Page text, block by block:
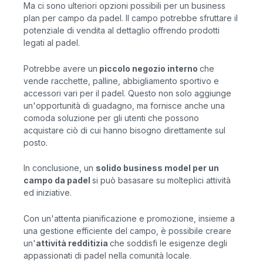
Ma ci sono ulteriori opzioni possibili per un business
plan per campo da padel. Il campo potrebbe sfruttare il
potenziale di vendita al dettaglio offrendo prodotti
legati al padel.
Potrebbe avere un piccolo negozio interno che
vende racchette, palline, abbigliamento sportivo e
accessori vari per il padel. Questo non solo aggiunge
un'opportunità di guadagno, ma fornisce anche una
comoda soluzione per gli utenti che possono
acquistare ciò di cui hanno bisogno direttamente sul
posto.
In conclusione, un solido business model per un
campo da padel si può basasare su molteplici attività
ed iniziative.
Con un'attenta pianificazione e promozione, insieme a
una gestione efficiente del campo, è possibile creare
un'attività redditizia che soddisfi le esigenze degli
appassionati di padel nella comunità locale.